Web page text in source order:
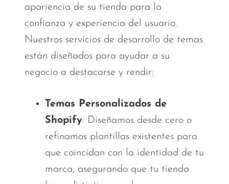
apariencia de su tienda para la
confianza y experiencia del usuario.
Nuestros servicios de desarrollo de temas
están diseñados para ayudar a su
negocio a destacarse y rendir:
Temas Personalizados de
Shopify: Diseñamos desde cero o
refinamos plantillas existentes para
que coincidan con la identidad de tu
marca, asegurando que tu tienda